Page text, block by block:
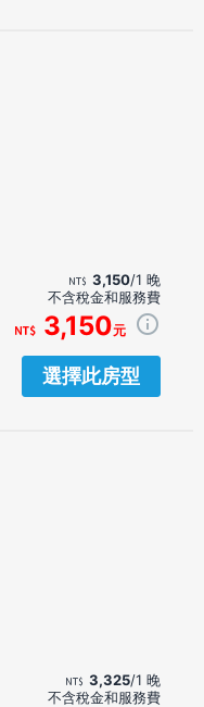
3,150/1 晚
不含稅金和服務費
3,150元
選擇此房型
3,325/1 晚
不含稅金和服務費